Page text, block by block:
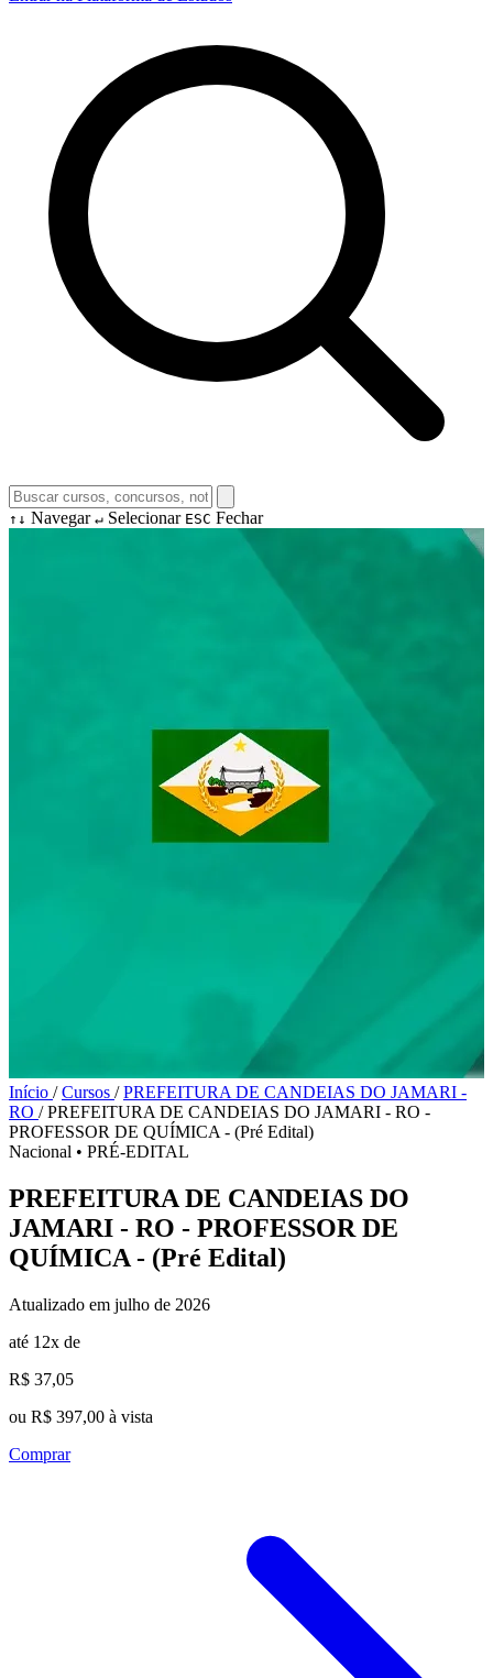
↑↓ Navegar ↵ Selecionar ESC Fechar
Início / Cursos / PREFEITURA DE CANDEIAS DO JAMARI -
RO / PREFEITURA DE CANDEIAS DO JAMARI - RO -
PROFESSOR DE QUÍMICA - (Pré Edital)
Nacional • PRÉ-EDITAL
PREFEITURA DE CANDEIAS DO
JAMARI - RO - PROFESSOR DE
QUÍMICA - (Pré Edital)
Atualizado em julho de 2026
até 12x de
R$ 37,05
ou R$ 397,00 à vista
Comprar